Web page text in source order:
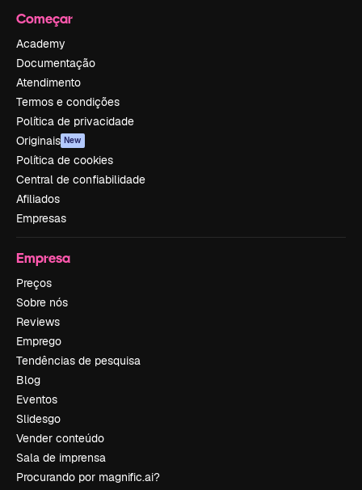
Começar
Academy
Documentação
Atendimento
Termos e condições
Política de privacidade
Originais New
Política de cookies
Central de confiabilidade
Afiliados
Empresas
Empresa
Preços
Sobre nós
Reviews
Emprego
Tendências de pesquisa
Blog
Eventos
Slidesgo
Vender conteúdo
Sala de imprensa
Procurando por magnific.ai?